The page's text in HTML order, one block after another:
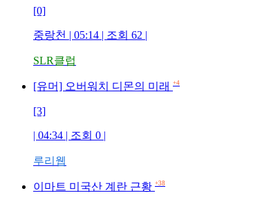
[0]
중랑천 | 05:14 | 조회 62 |
SLR클럽
[유머] 오버워치 디몬의 미래 +4
[3]
| 04:34 | 조회 0 |
루리웹
이마트 미국산 계란 근황 +38